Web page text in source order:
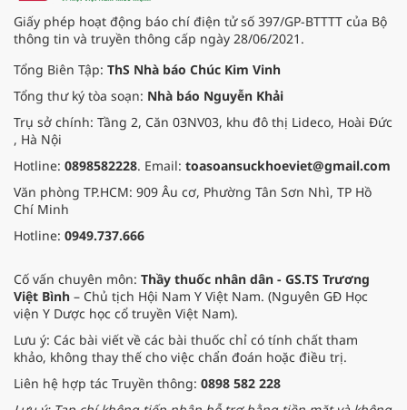
Giấy phép hoạt động báo chí điện tử số 397/GP-BTTTT của Bộ
thông tin và truyền thông cấp ngày 28/06/2021.
Tổng Biên Tập: ThS Nhà báo Chúc Kim Vinh
Tổng thư ký tòa soạn: Nhà báo Nguyễn Khải
Trụ sở chính: Tầng 2, Căn 03NV03, khu đô thị Lideco, Hoài Đức
, Hà Nội
Hotline: 0898582228. Email: toasoansuckhoeviet@gmail.com
Văn phòng TP.HCM: 909 Âu cơ, Phường Tân Sơn Nhì, TP Hồ
Chí Minh
Hotline: 0949.737.666
Cố vấn chuyên môn: Thầy thuốc nhân dân - GS.TS Trương
Việt Bình – Chủ tịch Hội Nam Y Việt Nam. (Nguyên GĐ Học
viện Y Dược học cổ truyền Việt Nam).
Lưu ý: Các bài viết về các bài thuốc chỉ có tính chất tham
khảo, không thay thế cho việc chẩn đoán hoặc điều trị.
Liên hệ hợp tác Truyền thông: 0898 582 228